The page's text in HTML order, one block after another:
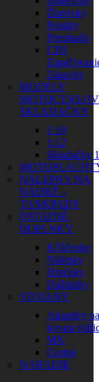
Žiarovky
Poistky
Prepínače
CDI
Zásuvky
MODELY
SKLADAČKY
1:18
1:12
Skladačky
NÁLEPKY NA
NÁDRŽ –
TANKPADY
OSTATNÉ
DOPLNKY
Kľúčenky
Nálepky
Hrnčeky
Dáždniky
STOJANY
Adaptéry na
kyvnú
MX
Cestné
NÁRADIE